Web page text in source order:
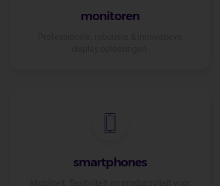
monitoren
smartphones